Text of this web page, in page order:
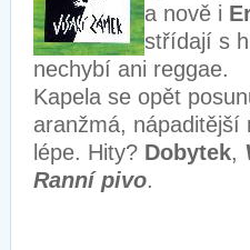
a nově i
střídají s
nechybí ani reggae.
Kapela se opět
aranžmá, nápaditější
lépe. Hity? Dobytek,
Ranní pivo.